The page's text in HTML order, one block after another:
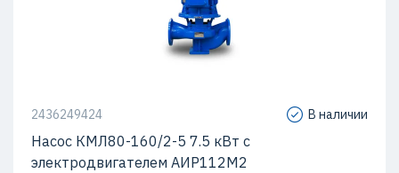
2436249424 В наличии
Насос КМЛ80-160/2-5 7.5 кВт c
электродвигателем АИР112М2